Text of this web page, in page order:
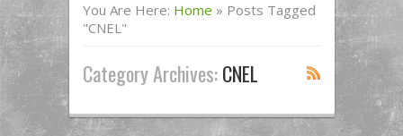
You Are Here: Home » Posts Tagged
"CNEL"
Category Archives:CNEL